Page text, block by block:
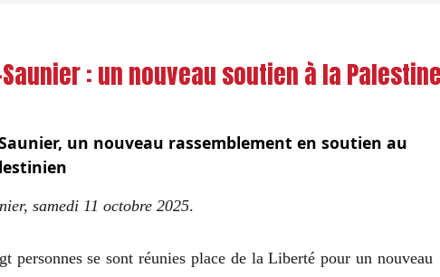
: un nouveau soutien à la Palestine
un nouveau rassemblement en soutien au
samedi 11 octobre 2025.
personnes se sont réunies place de la Liberté pour un nouveau